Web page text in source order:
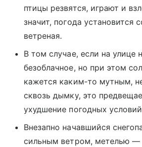
птицы резвятся, играют и
значит, погода установится
ветреная.
В том случае, если на улице
безоблачное, но при этом
кажется каким-то мутным,
сквозь дымку, это
ухудшение погодных
Внезапно начавшийся
сильным ветром, метелью —